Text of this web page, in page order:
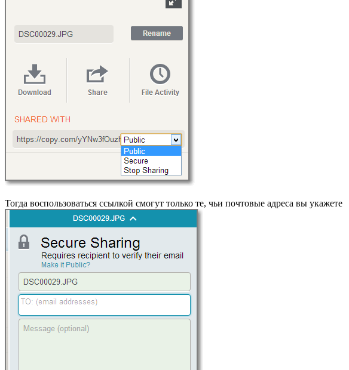
Тогда воспользоваться ссылкой смогут только те, чьи почтовые адреса вы укажете